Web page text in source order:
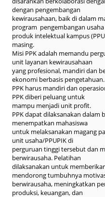
dengan pengembangan
kewirausahaan, baik di dalam
program pengembangan usaha
produk intelektual kampus
masing.
Misi PPK adalah memandu
unit layanan kewirausahaan
yang profesional, mandiri dan
ekonomi berbasis pengetahuan.
PPK harus mandiri dan
PPK diberi peluang untuk
mampu menjadi unit profit.
PPK dapat dilaksanakan
menempatkan mahasiswa
untuk melaksanakan magang
unit usaha/PPUPIK di
perguruan tinggi tersebut dan
berwirausaha. Pelatihan
dilaksanakan untuk
mendorong tumbuhnya
berwirausaha, meningkatkan
produksi, keuangan, dan